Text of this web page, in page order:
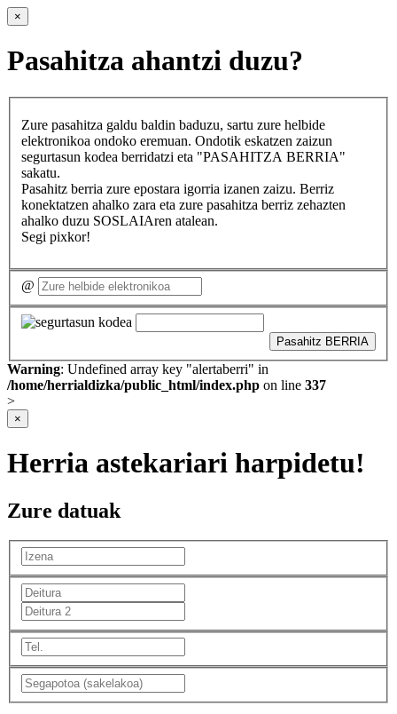
×
Pasahitza ahantzi duzu?
Zure pasahitza galdu baldin baduzu, sartu zure helbide
elektronikoa ondoko eremuan. Ondotik eskatzen zaizun
segurtasun kodea berridatzi eta "PASAHITZA BERRIA"
sakatu.
Pasahitz berria zure epostara igorria izanen zaizu. Berriz
konektatzen ahalko zara eta zure pasahitza berriz zehazten
ahalko duzu SOSLAIAren atalean.
Segi pixkor!
@
Pasahitz BERRIA
Warning: Undefined array key "alertaberri" in
/home/herrialdizka/public_html/index.php on line 337
>
×
Herria astekariari harpidetu!
Zure datuak